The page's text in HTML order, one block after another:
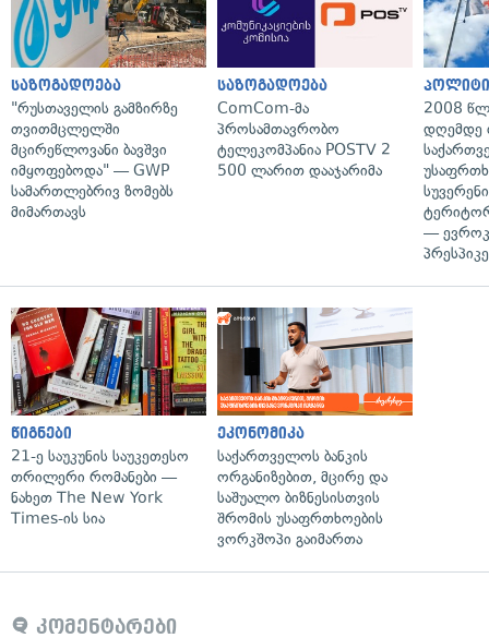
საზოგადოება
"რუსთაველის გამზირზე
თვითმცლელში
მცირეწლოვანი ბავშვი
იმყოფებოდა" — GWP
სამართლებრივ ზომებს
მიმართავს
საზოგადოება
ComCom-მა
პროსამთავრობო
ტელეკომპანია POSTV 2
500 ლარით დააჯარიმა
2008
დღემდე
—
წიგნები
21-ე საუკუნის საუკეთესო
თრილერი რომანები —
ნახეთ The New York
Times-ის სია
ეკონომიკა
საქართველოს ბანკის
ორგანიზებით, მცირე და
საშუალო ბიზნესისთვის
შრომის უსაფრთხოების
ვორკშოპი გაიმართა
კომენტარები